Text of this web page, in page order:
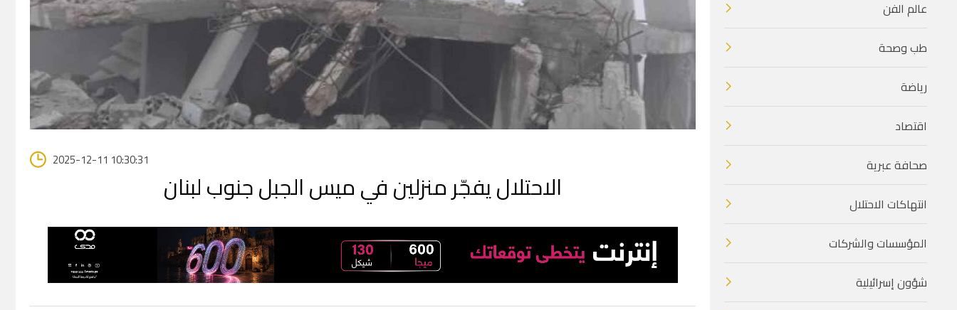
2025-12-11 10:30:31
الاحتلال يفجّر منزلين في ميس الجبل جنوب لبنان
عالم الفن
طب وصحة
رياضة
اقتصاد
صحافة عبرية
انتهاكات الاحتلال
المؤسسات والشركات
شؤون إسرائيلية